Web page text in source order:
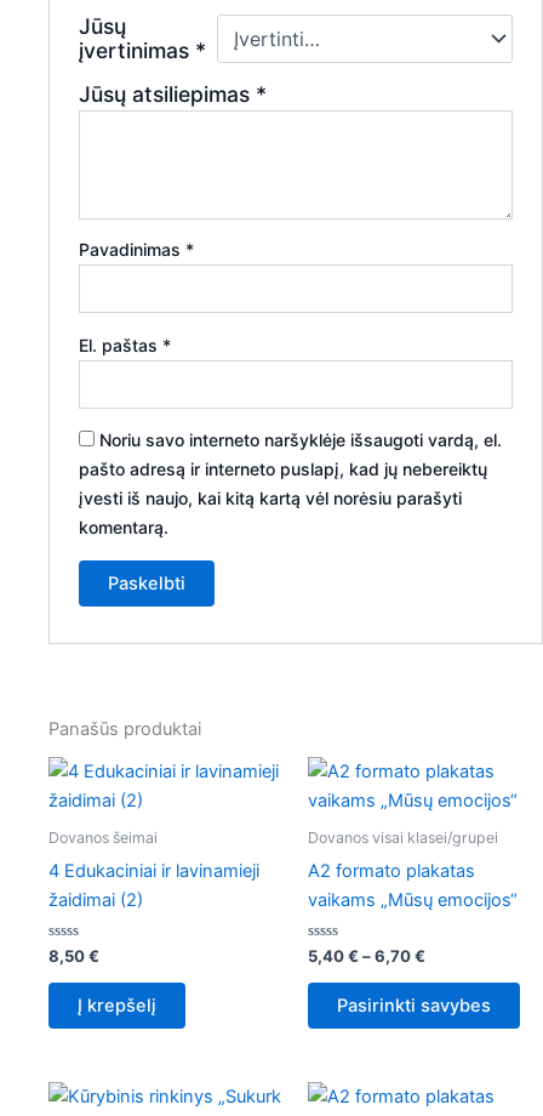
Jūsų
įvertinimas *
Jūsų atsiliepimas *
Pavadinimas *
El. paštas *
Noriu savo interneto naršyklėje išsaugoti vardą, el.
pašto adresą ir interneto puslapį, kad jų nebereiktų
įvesti iš naujo, kai kitą kartą vėl norėsiu parašyti
komentarą.
Panašūs produktai
Dovanos šeimai
4 Edukaciniai ir lavinamieji
žaidimai (2)
Įvertinimas:
0
iš
8,50€
Į krepšelį
Dovanos visai klasei/grupei
A2 formato plakatas
vaikams „Mūsų emocijos“
Įvertinimas:
0
iš
5,40€ –6,70€
Price
range:
5,40 €
through
6,70 €
Pasirinkti savybes